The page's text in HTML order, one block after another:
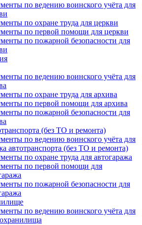
по ведению воинского учёта для
по охране труда для церкви
по первой помощи для церкви
по пожарной безопасности для
по ведению воинского учёта для
по охране труда для архива
по первой помощи для архива
по пожарной безопасности для
(без ТО и ремонта)
по ведению воинского учёта для
автотранспорта (без ТО и ремонта)
по охране труда для автогаража
по первой помощи для
по пожарной безопасности для
по ведению воинского учёта для